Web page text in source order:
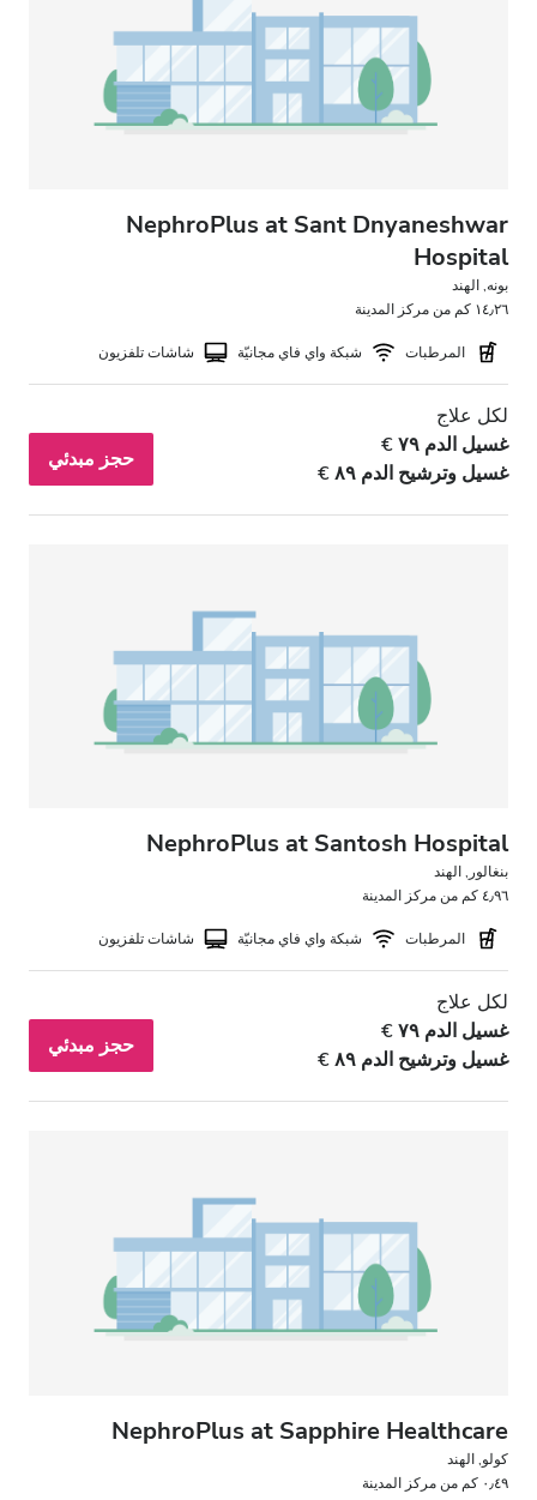
NephroPlus at Sant Dnyaneshwar
Hospital
بونه, الهند
١٤٫٢٦ كم من مركز المدينة
المرطبات شبكة واي فاي مجانيّة شاشات تلفزيون
لكل علاج
غسيل الدم ٧٩ €
غسيل وترشيح الدم ٨٩ €
حجز مبدئي
NephroPlus at Santosh Hospital
بنغالور, الهند
٤٫٩٦ كم من مركز المدينة
المرطبات شبكة واي فاي مجانيّة شاشات تلفزيون
لكل علاج
غسيل الدم ٧٩ €
غسيل وترشيح الدم ٨٩ €
حجز مبدئي
NephroPlus at Sapphire Healthcare
كولو, الهند
٠٫٤٩ كم من مركز المدينة